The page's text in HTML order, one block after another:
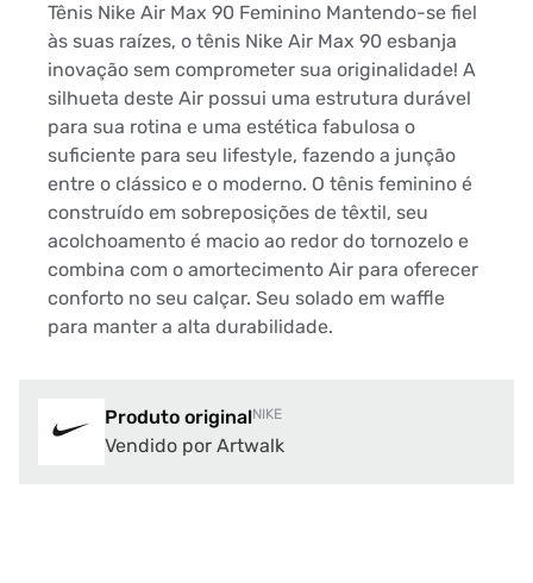
Tênis Nike Air Max 90 Feminino Mantendo-se fiel
às suas raízes, o tênis Nike Air Max 90 esbanja
inovação sem comprometer sua originalidade! A
silhueta deste Air possui uma estrutura durável
para sua rotina e uma estética fabulosa o
suficiente para seu lifestyle, fazendo a junção
entre o clássico e o moderno. O tênis feminino é
construído em sobreposições de têxtil, seu
acolchoamento é macio ao redor do tornozelo e
combina com o amortecimento Air para oferecer
conforto no seu calçar. Seu solado em waffle
para manter a alta durabilidade.
Produto originalNIKE
Vendido por Artwalk